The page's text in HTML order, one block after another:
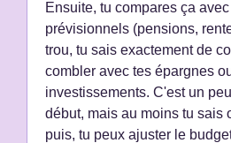
Ensuite, tu compares ça
prévisionnels (pensions,
trou, tu sais exactement de
combler avec tes épargnes
investissements. C'est un
début, mais au moins tu sais
puis, tu peux ajuster le